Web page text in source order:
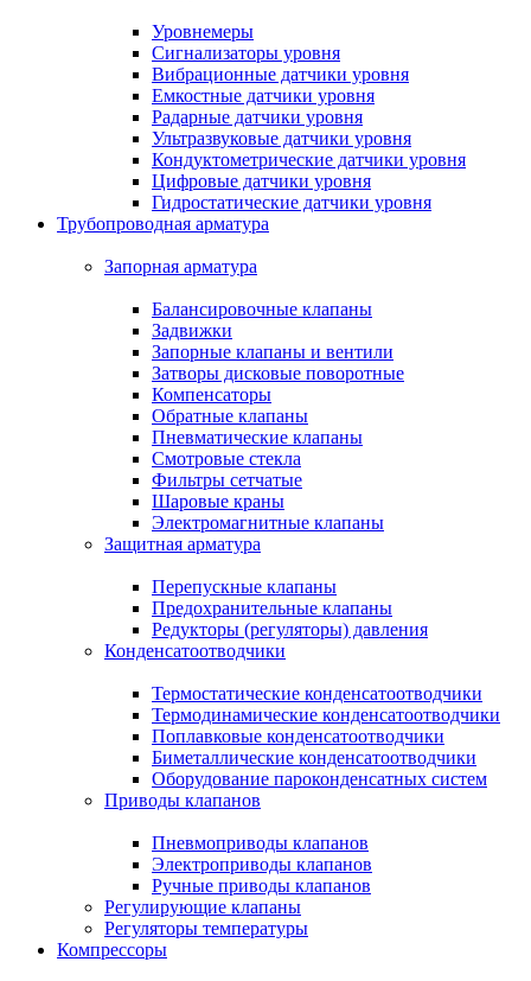
Уровнемеры
Сигнализаторы уровня
Вибрационные датчики уровня
Емкостные датчики уровня
Радарные датчики уровня
Ультразвуковые датчики уровня
Кондуктометрические датчики уровня
Цифровые датчики уровня
Гидростатические датчики уровня
Трубопроводная арматура
Запорная арматура
Балансировочные клапаны
Задвижки
Запорные клапаны и вентили
Затворы дисковые поворотные
Компенсаторы
Обратные клапаны
Пневматические клапаны
Смотровые стекла
Фильтры сетчатые
Шаровые краны
Электромагнитные клапаны
Защитная арматура
Перепускные клапаны
Предохранительные клапаны
Редукторы (регуляторы) давления
Конденсатоотводчики
Термостатические конденсатоотводчики
Термодинамические конденсатоотводчики
Поплавковые конденсатоотводчики
Биметаллические конденсатоотводчики
Оборудование пароконденсатных систем
Приводы клапанов
Пневмоприводы клапанов
Электроприводы клапанов
Ручные приводы клапанов
Регулирующие клапаны
Регуляторы температуры
Компрессоры